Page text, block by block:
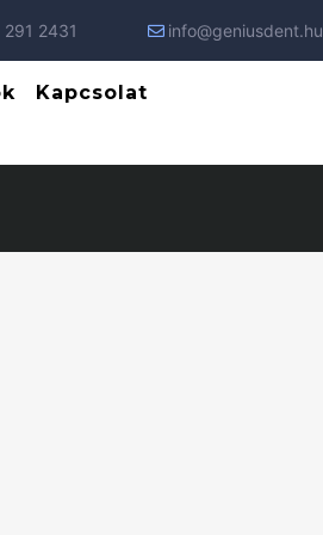
2431 info@geniusdent.hu
Kapcsolat